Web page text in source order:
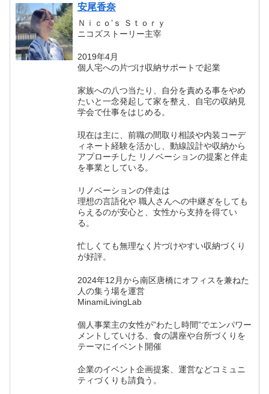
安尾香奈
Ｎｉｃｏ’ｓ Ｓｔｏｒｙ
ニコズストーリー主宰
2019年4月
個人宅への片づけ収納サポートで起業
家族への八つ当たり、自分を責める事をやめ
たいと一念発起して家を整え、自宅の収納見
学会で仕事をはじめる。
現在は主に、前職の間取り相談や内装コーデ
ィネート経験を活かし、動線設計や収納から
アプローチした リノベーションの提案と伴走
を事業としている。
リノベーションの伴走は
理想の言語化や 職人さんへの中継ぎをしても
らえるのが安心と、女性から支持を得てい
る。
忙しくても無理なく片づけやすい収納づくり
が好評。
2024年12月から南区唐橋にオフィスを兼ねた
人の集う場を運営
MinamiLivingLab
個人事業主の女性が”わたし時間”でエンパワー
メントしていける、食の講座や台所づくりを
テーマにイベント開催
企業のイベント企画提案、運営などコミュニ
ティづくりも請負う。